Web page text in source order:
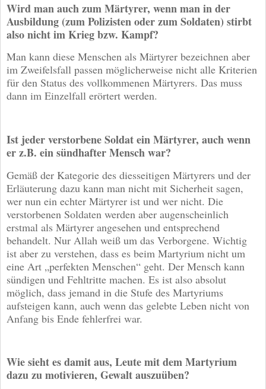
Wird man auch zum Märtyrer, wenn man in der
Ausbildung (zum Polizisten oder zum Soldaten) stirbt
also nicht im Krieg bzw. Kampf?
Man kann diese Menschen als Märtyrer bezeichnen aber
im Zweifelsfall passen möglicherweise nicht alle Kriterien
für den Status des vollkommenen Märtyrers. Das muss
dann im Einzelfall erörtert werden.
Ist jeder verstorbene Soldat ein Märtyrer, auch wenn
er z.B. ein sündhafter Mensch war?
Gemäß der Kategorie des diesseitigen Märtyrers und der
Erläuterung dazu kann man nicht mit Sicherheit sagen,
wer nun ein echter Märtyrer ist und wer nicht. Die
verstorbenen Soldaten werden aber augenscheinlich
erstmal als Märtyrer angesehen und entsprechend
behandelt. Nur Allah weiß um das Verborgene. Wichtig
ist aber zu verstehen, dass es beim Martyrium nicht um
eine Art „perfekten Menschen“ geht. Der Mensch kann
sündigen und Fehltritte machen. Es ist also absolut
möglich, dass jemand in die Stufe des Martyriums
aufsteigen kann, auch wenn das gelebte Leben nicht von
Anfang bis Ende fehlerfrei war.
Wie sieht es damit aus, Leute mit dem Martyrium
dazu zu motivieren, Gewalt auszuüben?